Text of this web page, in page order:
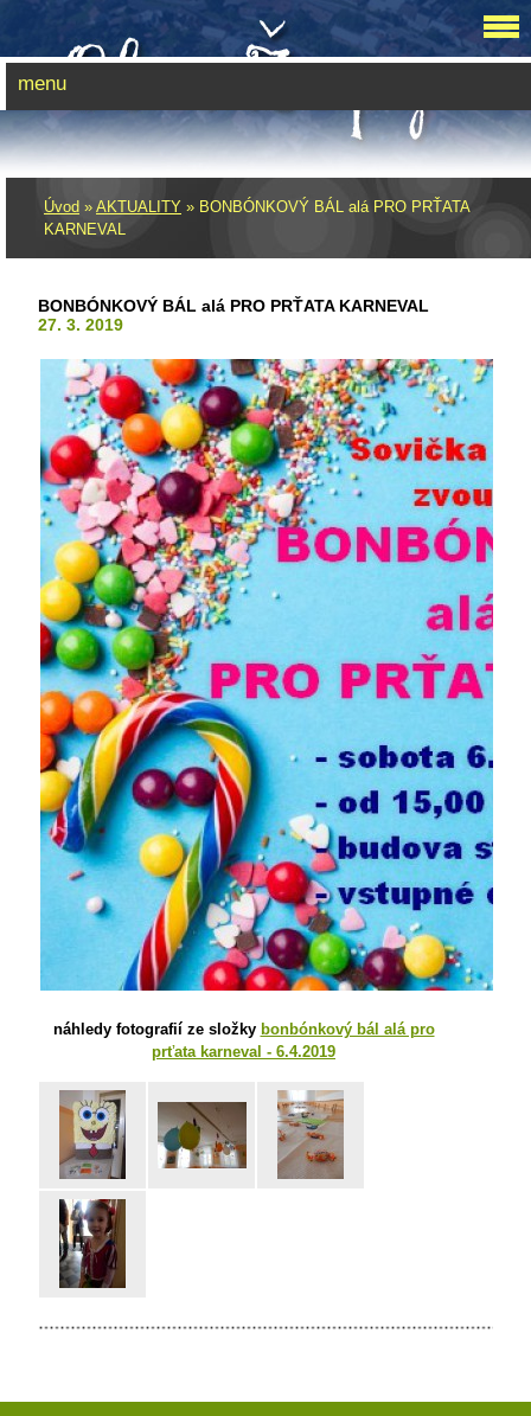
Úvod » AKTUALITY » BONBÓNKOVÝ BÁL alá PRO PRŤATA
KARNEVAL
BONBÓNKOVÝ BÁL alá PRO PRŤATA KARNEVAL
27. 3. 2019
náhledy fotografií ze složky bonbónkový bál alá pro
prťata karneval - 6.4.2019
menu